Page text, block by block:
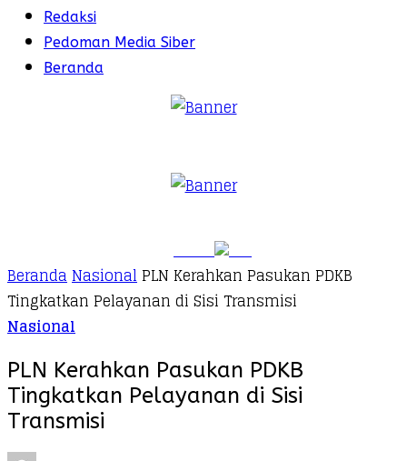
Redaksi
Pedoman Media Siber
Beranda
BerandaNasionalPLN Kerahkan Pasukan PDKB
Tingkatkan Pelayanan di Sisi Transmisi
Nasional
PLN Kerahkan Pasukan PDKB
Tingkatkan Pelayanan di Sisi
Transmisi